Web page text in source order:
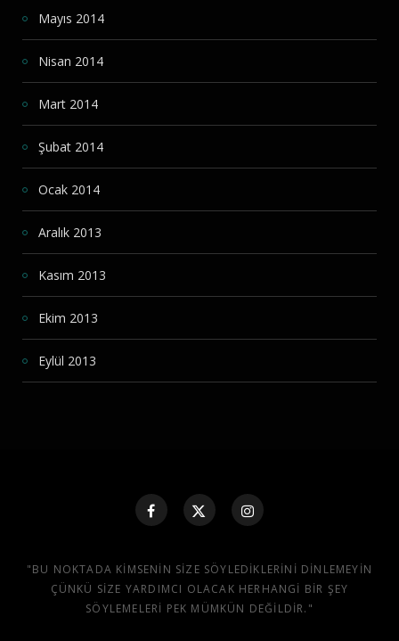
Mayıs 2014
Nisan 2014
Mart 2014
Şubat 2014
Ocak 2014
Aralık 2013
Kasım 2013
Ekim 2013
Eylül 2013
"BU NOKTADA KIMSENIN SIZE SÖYLEDIKLERINI DINLEMEYIN
ÇÜNKÜ SIZE YARDIMCI OLACAK HERHANGI BIR ŞEY
SÖYLEMELERI PEK MÜMKÜN DEĞILDIR."